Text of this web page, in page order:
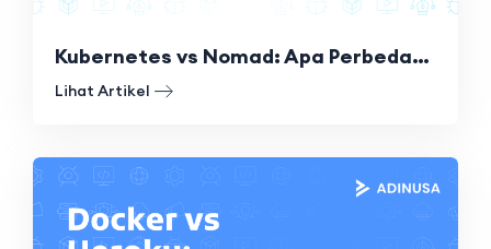
Kubernetes vs Nomad: Apa Perbedaannya dan Mana yang Lebih Tepat?
Lihat Artikel